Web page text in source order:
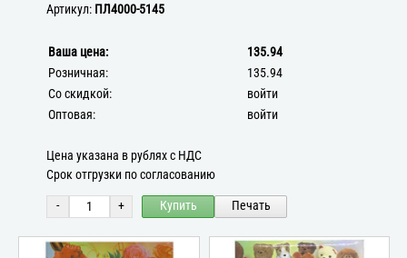
Артикул: ПЛ4000-5145
Ваша цена:
135.94
Розничная:
135.94
Со скидкой:
войти
Оптовая:
войти
Цена указана в рублях с НДС
Срок отгрузки по согласованию
- + Купить Печать